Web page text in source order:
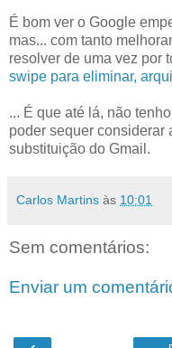
É bom ver o Google
mas... com tanto
resolver de uma vez por
swipe para eliminar,
... É que até lá, não
poder sequer considerar
substituição do Gmail.
Carlos Martins às 10:01
Sem comentários:
Enviar um